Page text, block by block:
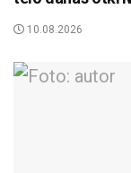
10.08.2026